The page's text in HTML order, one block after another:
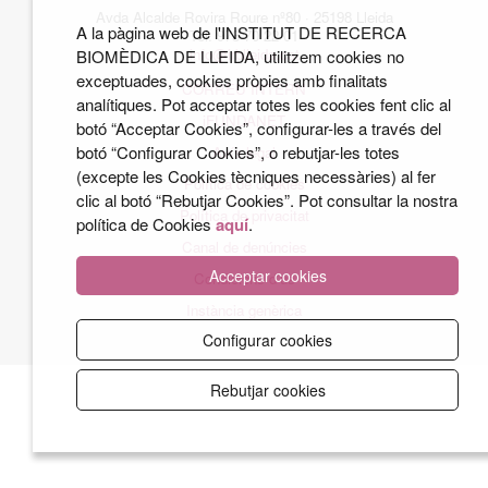
Tel. 973 70 22 01
info@irblleida.cat
CORREU INTERN
iFUNDANET
Avís legal
Política de cookies
Política de privacitat
Condicions d'ús
A la pàgina web de l'INSTITUT DE RECERCA
BIOMÈDICA DE LLEIDA, utilitzem cookies no
exceptuades, cookies pròpies amb finalitats
analítiques. Pot acceptar totes les cookies fent clic al
botó “Acceptar Cookies”, configurar-les a través del
botó “Configurar Cookies”, o rebutjar-les totes
(excepte les Cookies tècniques necessàries) al fer
clic al botó “Rebutjar Cookies”. Pot consultar la nostra
política de Cookies aquí.
Acceptar cookies
Configurar cookies
Rebutjar cookies